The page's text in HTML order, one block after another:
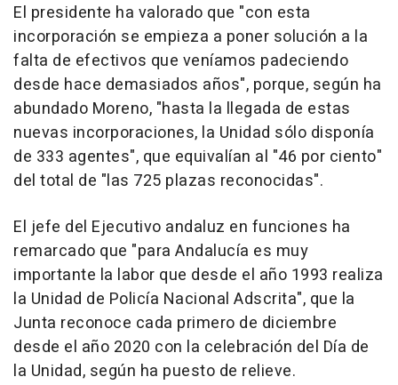
El presidente ha valorado que "con esta
incorporación se empieza a poner solución a la
falta de efectivos que veníamos padeciendo
desde hace demasiados años", porque, según ha
abundado Moreno, "hasta la llegada de estas
nuevas incorporaciones, la Unidad sólo disponía
de 333 agentes", que equivalían al "46 por ciento"
del total de "las 725 plazas reconocidas".
El jefe del Ejecutivo andaluz en funciones ha
remarcado que "para Andalucía es muy
importante la labor que desde el año 1993 realiza
la Unidad de Policía Nacional Adscrita", que la
Junta reconoce cada primero de diciembre
desde el año 2020 con la celebración del Día de
la Unidad, según ha puesto de relieve.